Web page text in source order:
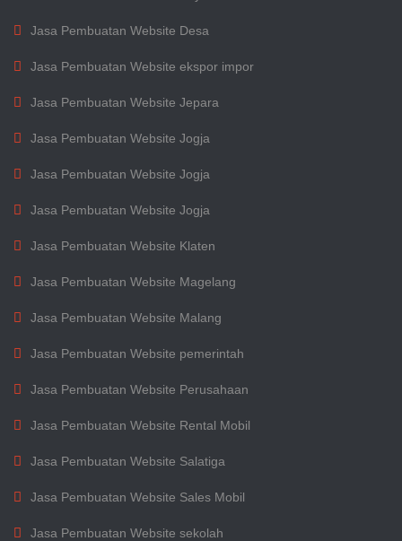
Jasa Pembuatan Website Desa
Jasa Pembuatan Website ekspor impor
Jasa Pembuatan Website Jepara
Jasa Pembuatan Website Jogja
Jasa Pembuatan Website Jogja
Jasa Pembuatan Website Jogja
Jasa Pembuatan Website Klaten
Jasa Pembuatan Website Magelang
Jasa Pembuatan Website Malang
Jasa Pembuatan Website pemerintah
Jasa Pembuatan Website Perusahaan
Jasa Pembuatan Website Rental Mobil
Jasa Pembuatan Website Salatiga
Jasa Pembuatan Website Sales Mobil
Jasa Pembuatan Website sekolah